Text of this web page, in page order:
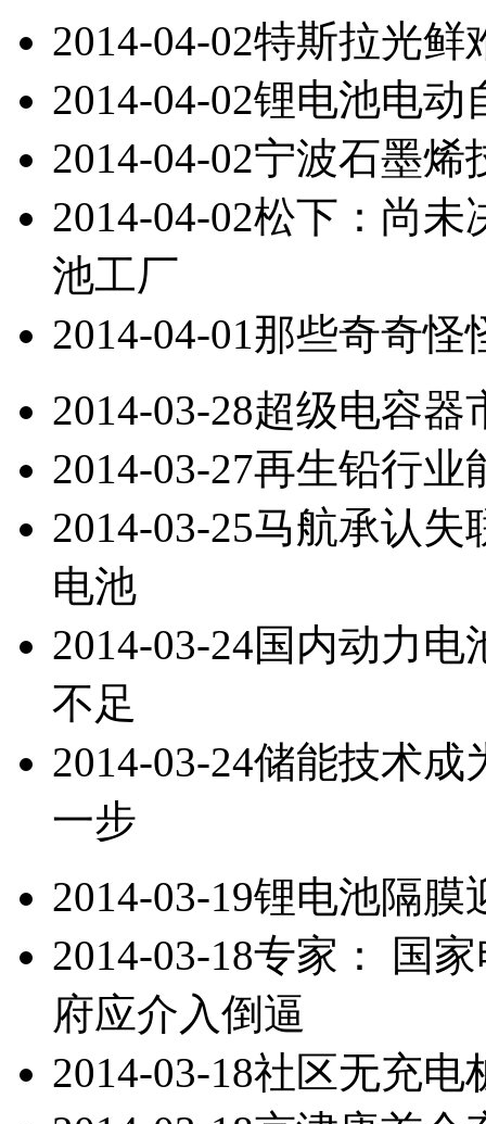
2014-04-02特斯拉光鲜
2014-04-02锂电池电动
2014-04-02宁波石墨烯
2014-04-02松下：尚未
池工厂
2014-04-01那些奇奇怪
2014-03-28超级电容器
2014-03-27再生铅行业
2014-03-25马航承认失
电池
2014-03-24国内动力电
不足
2014-03-24储能技术成
一步
2014-03-19锂电池隔膜
2014-03-18专家： 国
府应介入倒逼
2014-03-18社区无充电